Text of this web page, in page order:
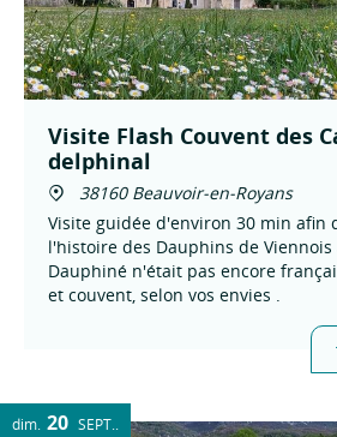
Visite Flash Couvent des
delphinal
38160 Beauvoir-en-Royans
Visite guidée d'environ 30 min afin
l'histoire des Dauphins de
Dauphiné n'était pas encore
et couvent, selon vos envies .
dim. 20 SEPT.